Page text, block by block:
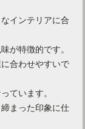
テリア作り
のカーテン
ーテン紹介
インテリアに合
が特徴的です。
合わせやすいで
ています。
まった印象に仕